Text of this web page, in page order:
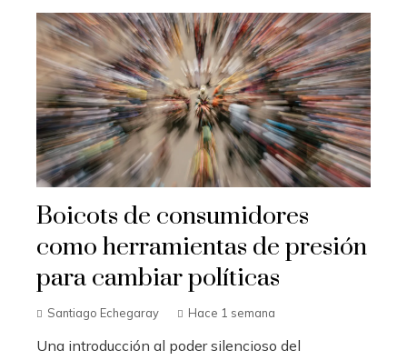
Boicots de consumidores
como herramientas de presión
para cambiar políticas
Santiago Echegaray Hace 1 semana
Una introducción al poder silencioso del